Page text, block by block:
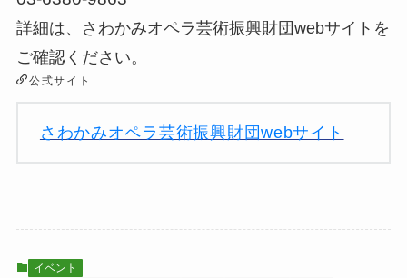
詳細は、さわかみオペラ芸術振興財団webサイトを
ご確認ください。
公式サイト
さわかみオペラ芸術振興財団webサイト
イベント